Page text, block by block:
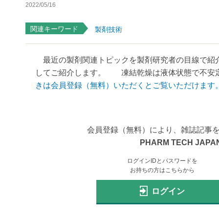
2022/05/16
関連キーワード 製剤技術
最近の製剤関連トピックを製剤研究者の目線で紹
してご紹介します。 凍結乾燥は液体状態で不安
きは会員登録（無料）いただくとご覧いただけます
会員登録（無料）により、雑誌記事
PHARM TECH
ログインIDとパスワードを
お持ちの方はこちらから
ログイン